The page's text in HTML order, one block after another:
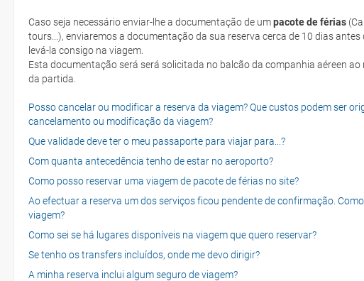
Caso seja necessário enviar-lhe a documentação de umpacote de férias
tours...), enviaremos a documentação da sua reserva cerca de 10 dias antes
levá-la consigo na viagem.
Esta documentação será será solicitada no balcão da companhia aéreen ao realizar o check-in no dia
da partida.
Posso cancelar ou modificar a reserva da viagem? Que custos podem ser
cancelamento ou modificação da viagem?
Que validade deve ter o meu passaporte para viajar para...?
Com quanta antecedência tenho de estar no aeroporto?
Como posso reservar uma viagem de pacote de férias no site?
Ao efectuar a reserva um dos serviços ficou pendente de confirmação.
viagem?
Como sei se há lugares disponíveis na viagem que quero reservar?
Se tenho os transfers incluídos, onde me devo dirigir?
A minha reserva inclui algum seguro de viagem?